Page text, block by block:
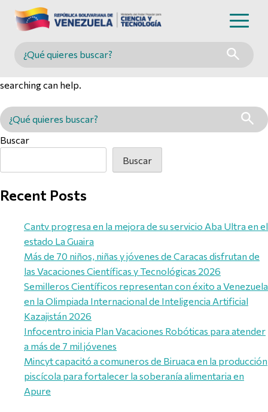
Buscar en MINCYT
searching can help.
Buscar en MINCYT
Buscar
Buscar
Recent Posts
Cantv progresa en la mejora de su servicio Aba Ultra en el
estado La Guaira
Más de 70 niños, niñas y jóvenes de Caracas disfrutan de
las Vacaciones Científicas y Tecnológicas 2026
Semilleros Científicos representan con éxito a Venezuela
en la Olimpiada Internacional de Inteligencia Artificial
Kazajistán 2026
Infocentro inicia Plan Vacaciones Robóticas para atender
a más de 7 mil jóvenes
Mincyt capacitó a comuneros de Biruaca en la producción
piscícola para fortalecer la soberanía alimentaria en
Apure